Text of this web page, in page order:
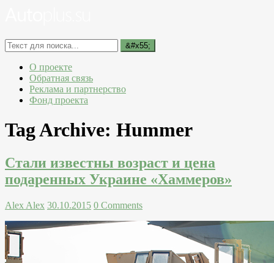
О проекте
Обратная связь
Реклама и партнерство
Фонд проекта
Tag Archive: Hummer
Стали известны возраст и цена
подаренных Украине «Хаммеров»
Alex Alex 30.10.2015 0 Comments